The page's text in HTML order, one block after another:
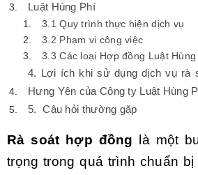
Luật Hùng Phí
3.1 Quy trình thực hiện dịch vụ
3.2 Phạm vi công việc
3.3 Các loại Hợp đồng Luật
4. Lợi ích khi sử dụng dịch vụ rà
Hưng Yên của Công ty Luật Hùng
5. Câu hỏi thường gặp
Rà soát hợp đồng là một
trọng trong quá trình chuẩn